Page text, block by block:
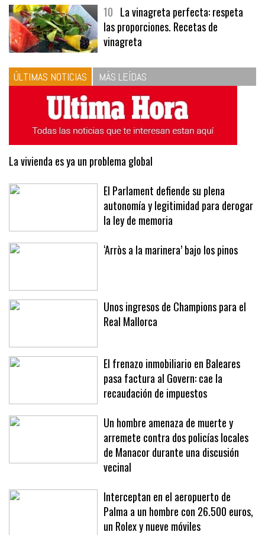
10 La vinagreta perfecta: respeta
las proporciones. Recetas de
vinagreta
ÚLTIMAS NOTICIAS MÁS LEÍDAS
La vivienda es ya un problema global
El Parlament defiende su plena
autonomía y legitimidad para derogar
la ley de memoria
‘Arròs a la marinera’ bajo los pinos
Unos ingresos de Champions para el
Real Mallorca
El frenazo inmobiliario en Baleares
pasa factura al Govern: cae la
recaudación de impuestos
Un hombre amenaza de muerte y
arremete contra dos policías locales
de Manacor durante una discusión
vecinal
Interceptan en el aeropuerto de
Palma a un hombre con 26.500 euros,
un Rolex y nueve móviles